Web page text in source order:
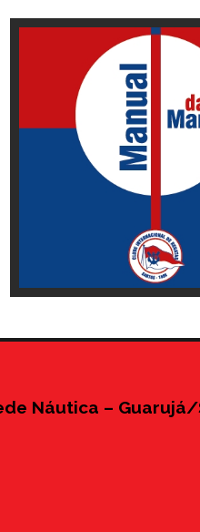
Náutica – Guarujá/